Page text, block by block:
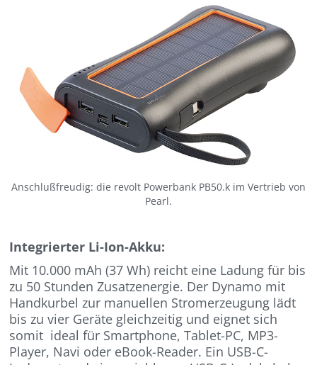
Anschlußfreudig: die revolt Powerbank PB50.k im Vertrieb von
Pearl.
Integrierter Li-Ion-Akku:
Mit 10.000 mAh (37 Wh) reicht eine Ladung für bis
zu 50 Stunden Zusatzenergie. Der Dynamo mit
Handkurbel zur manuellen Stromerzeugung lädt
bis zu vier Geräte gleichzeitig und eignet sich
somit ideal für Smartphone, Tablet-PC, MP3-
Player, Navi oder eBook-Reader. Ein USB-C-